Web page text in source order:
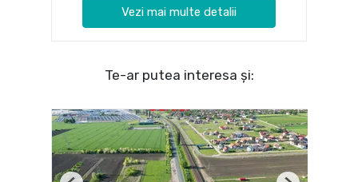
Vezi mai multe detalii
Te-ar putea interesa și: